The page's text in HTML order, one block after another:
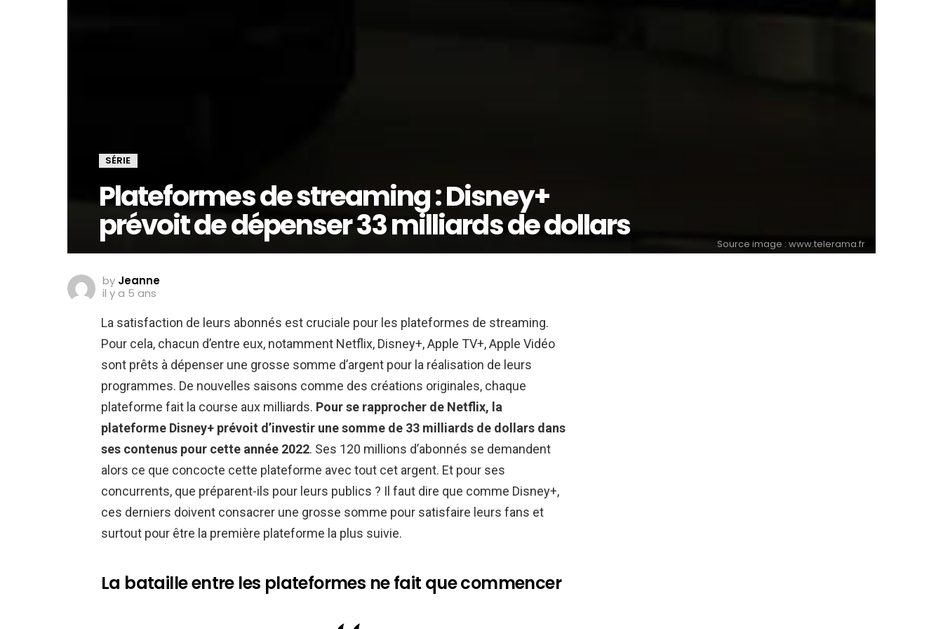
SÉRIE
Plateformes de streaming : Disney+
prévoit de dépenser 33 milliards de dollars
Source image : www.telerama.fr
by Jeanne
il y a 5 ans
La satisfaction de leurs abonnés est cruciale pour les plateformes de streaming.
Pour cela, chacun d’entre eux, notamment Netflix, Disney+, Apple TV+, Apple Vidéo
sont prêts à dépenser une grosse somme d’argent pour la réalisation de leurs
programmes. De nouvelles saisons comme des créations originales, chaque
plateforme fait la course aux milliards. Pour se rapprocher de Netflix, la
plateforme Disney+ prévoit d’investir une somme de 33 milliards de dollars dans
ses contenus pour cette année 2022. Ses 120 millions d’abonnés se demandent
alors ce que concocte cette plateforme avec tout cet argent. Et pour ses
concurrents, que préparent-ils pour leurs publics ? Il faut dire que comme Disney+,
ces derniers doivent consacrer une grosse somme pour satisfaire leurs fans et
surtout pour être la première plateforme la plus suivie.
La bataille entre les plateformes ne fait que commencer